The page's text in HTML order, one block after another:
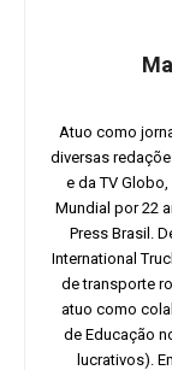
Atuo como
diversas
e da TV
Mundial por 22
Press Brasil.
International
de transporte
atuo como
de Educação
lucrativos).